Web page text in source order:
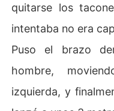
quitarse los
intentaba no era
Puso el brazo
hombre,
izquierda, y